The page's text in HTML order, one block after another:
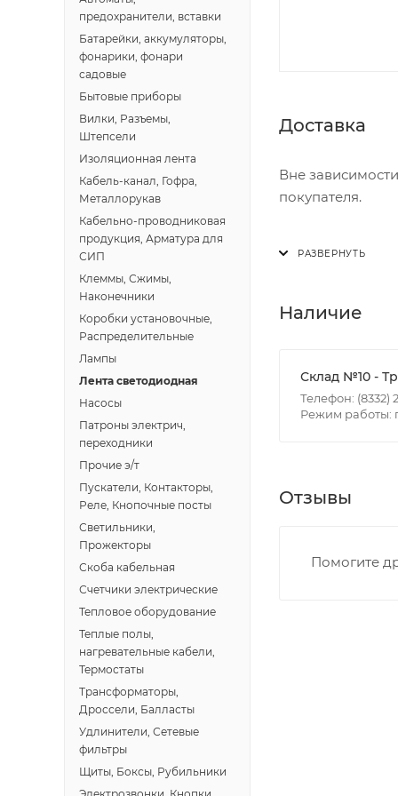
Доставка
Вне
покупателя.
Итоговая
- количества
Границы
•
• Щорса –
Наличие
Склад №10 -
Телефон: (8332)
Режим работы:
Отзывы
Помогите
предохранители, вставки
Батарейки, аккумуляторы,
фонарики, фонари
садовые
Бытовые приборы
Вилки, Разъемы,
Штепсели
Изоляционная лента
Кабель-канал, Гофра,
Металлорукав
Кабельно-проводниковая
продукция, Арматура для
СИП
Клеммы, Сжимы,
Наконечники
Коробки установочные,
Распределительные
Лампы
Лента светодиодная
Насосы
Патроны электрич,
переходники
Прочие э/т
Пускатели, Контакторы,
Реле, Кнопочные посты
Светильники,
Прожекторы
Скоба кабельная
Счетчики электрические
Тепловое оборудование
Теплые полы,
нагревательные кабели,
Термостаты
Трансформаторы,
Дроссели, Балласты
Удлинители, Сетевые
фильтры
Щиты, Боксы, Рубильники